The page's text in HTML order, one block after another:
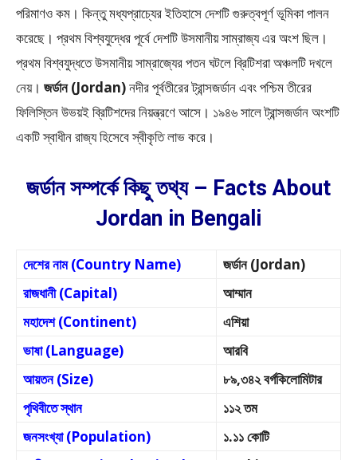
পরিমাণও কম। কিন্তু মধ্যপ্রাচ্যের ইতিহাসে দেশটি গুরুত্বপূর্ণ ভূমিকা পালন
করেছে। প্রথম বিশ্বযুদ্ধের পূর্বে দেশটি উসমানীয় সাম্রাজ্য এর অংশ ছিল।
প্রথম বিশ্বযুদ্ধতে উসমানীয় সাম্রাজ্যের পতন ঘটলে ব্রিটিশরা অঞ্চলটি দখলে
নেয়। জর্ডান (Jordan)নদীর পূর্বতীরের ট্রান্সজর্ডান এবং পশ্চিম তীরের
ফিলিস্তিন উভয়ই ব্রিটিশদের নিয়ন্ত্রণে আসে। ১৯৪৬ সালে ট্রান্সজর্ডান অংশটি
একটি স্বাধীন রাজ্য হিসেবে স্বীকৃতি লাভ করে।
জর্ডান সম্পর্কে কিছু তথ্য – Facts About
Jordan in Bengali
দেশের নাম (Country Name)
জর্ডান (Jordan)
রাজধানী (Capital)
আম্মান
মহাদেশ (Continent)
এশিয়া
ভাষা (Language)
আরবি
আয়তন (Size)
৮৯,৩৪২ বর্গকিলোমিটার
পৃথিবীতে স্থান
১১২ তম
জনসংখ্যা (Population)
১.১১ কোটি